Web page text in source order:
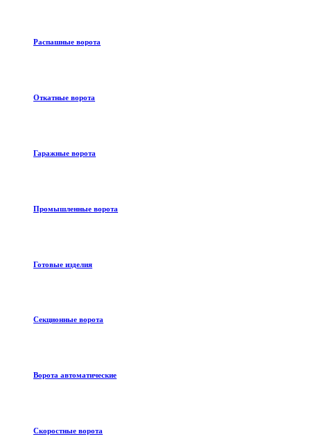
Распашные ворота
Откатные ворота
Гаражные ворота
Промышленные ворота
Готовые изделия
Секционные ворота
Ворота автоматические
Скоростные ворота